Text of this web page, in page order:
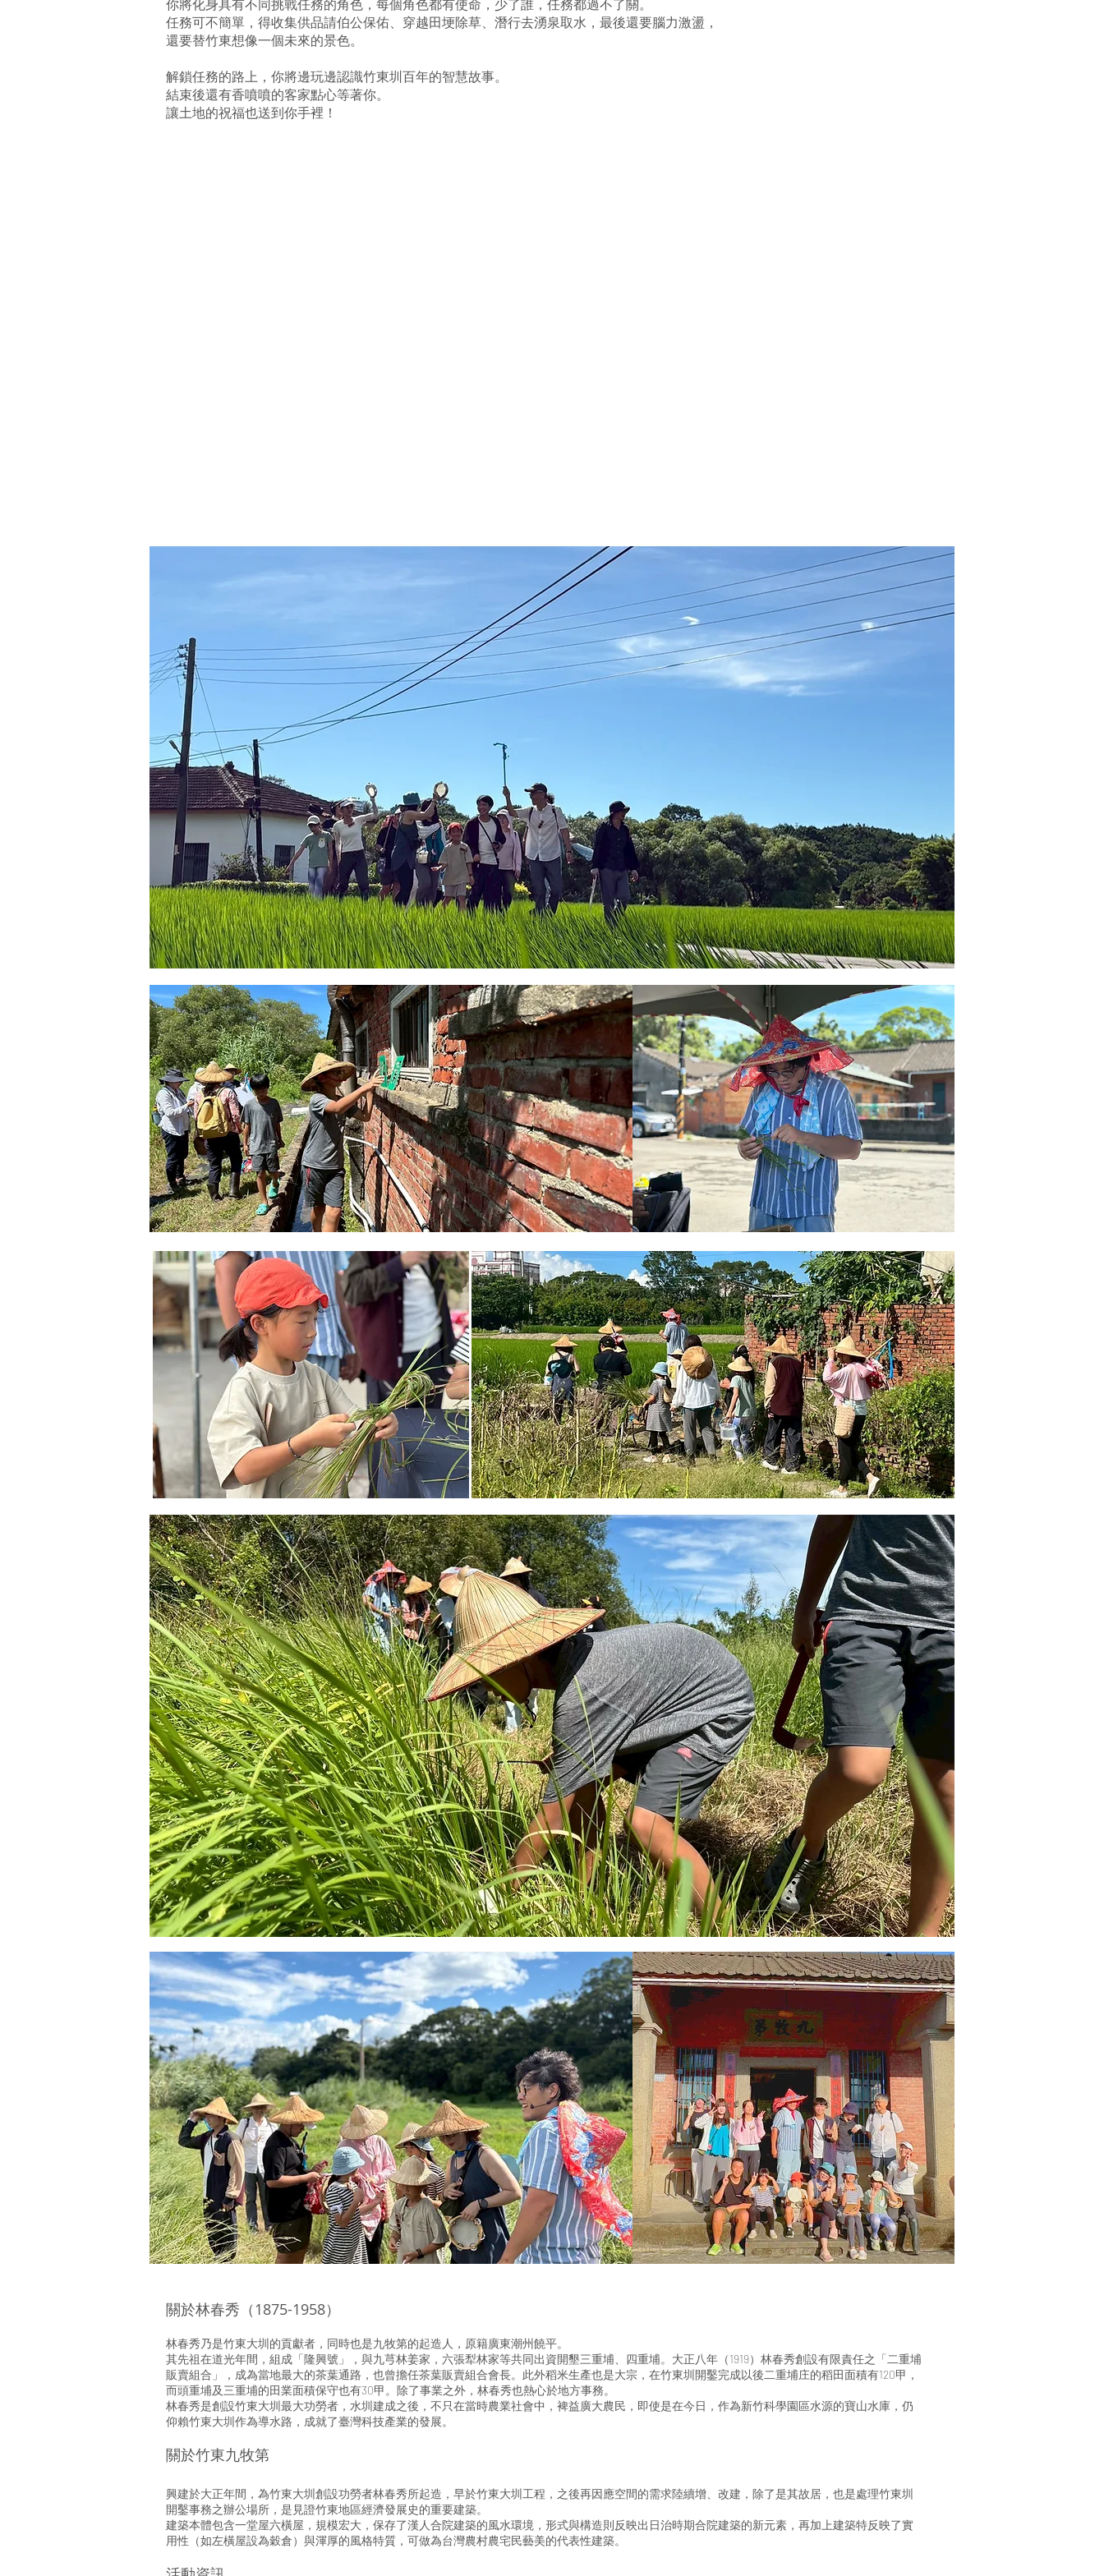
你將化身具有不同挑戰任務的角色，每個角色都有使命，少了誰，任務都過不了關。
任務可不簡單，得收集供品請伯公保佑、穿越田埂除草、潛行去湧泉取水，最後還要腦力激盪，
還要替竹東想像一個未來的景色。
解鎖任務的路上，你將邊玩邊認識竹東圳百年的智慧故事。
結束後還有香噴噴的客家點心等著你。
讓土地的祝福也送到你手裡！
關於林春秀（1875-1958）
林春秀乃是竹東大圳的貢獻者，同時也是九牧第的起造人，原籍廣東潮州饒平。
其先祖在道光年間，組成「隆興號」，與九芎林姜家，六張犁林家等共同出資開墾三重埔、四重埔。大正八年（1919）林春秀創設有限責任之「二重埔
販賣組合」，成為當地最大的茶葉通路，也曾擔任茶葉販賣組合會長。此外稻米生產也是大宗，在竹東圳開鑿完成以後二重埔庄的稻田面積有120甲，
而頭重埔及三重埔的田業面積保守也有30甲。除了事業之外，林春秀也熱心於地方事務。
林春秀是創設竹東大圳最大功勞者，水圳建成之後，不只在當時農業社會中，裨益廣大農民，即使是在今日，作為新竹科學園區水源的寶山水庫，仍
仰賴竹東大圳作為導水路，成就了臺灣科技產業的發展。
關於竹東九牧第
興建於大正年間，為竹東大圳創設功勞者林春秀所起造，早於竹東大圳工程，之後再因應空間的需求陸續增、改建，除了是其故居，也是處理竹東圳
開鑿事務之辦公場所，是見證竹東地區經濟發展史的重要建築。
建築本體包含一堂屋六橫屋，規模宏大，保存了漢人合院建築的風水環境，形式與構造則反映出日治時期合院建築的新元素，再加上建築特反映了實
用性（如左橫屋設為穀倉）與渾厚的風格特質，可做為台灣農村農宅民藝美的代表性建築。